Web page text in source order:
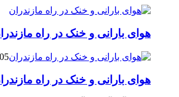
هوای بارانی و خنک در راه
05 آگوست 2026
هوای بارانی و خنک در راه